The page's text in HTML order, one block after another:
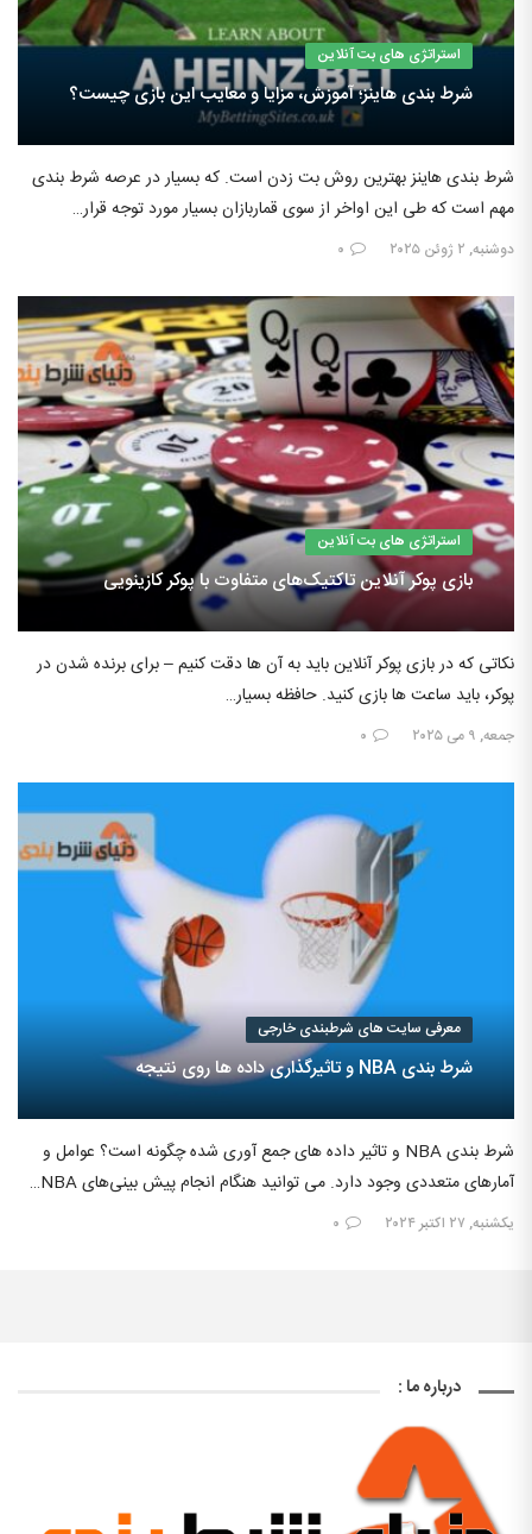
استراتژی های بت آنلاین
شرط بندی هاینز؛ آموزش، مزایا و معایب این بازی چیست؟
شرط بندی هاینز بهترین روش بت زدن است. که بسیار در عرصه شرط بندی
مهم است که طی این اواخر از سوی قماربازان بسیار مورد توجه قرار…
دوشنبه, ۲ ژوئن ۲۰۲۵ ۰
استراتژی های بت آنلاین
بازی پوکر آنلاین تاکتیک‌های متفاوت با پوکر کازینویی
نکاتی که در بازی پوکر آنلاین باید به آن ها دقت کنیم – برای برنده شدن در
پوکر، باید ساعت ها بازی کنید. حافظه بسیار…
جمعه, ۹ می ۲۰۲۵ ۰
معرفی سایت های شرطبندی خارجی
شرط بندی NBA و تاثیرگذاری داده ها روی نتیجه
شرط بندی NBA و تاثیر داده های جمع آوری شده چگونه است؟ عوامل و
آمارهای متعددی وجود دارد. می‌ توانید هنگام انجام پیش‌ بینی‌های NBA…
یکشنبه, ۲۷ اکتبر ۲۰۲۴ ۰
درباره ما :